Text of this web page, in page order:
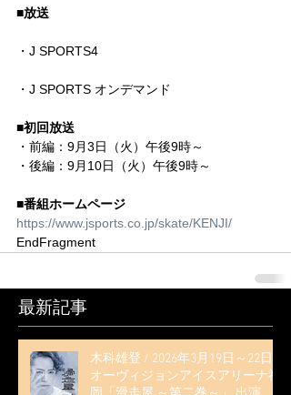
■放送
・J SPORTS4
・J SPORTS オンデマンド
■初回放送
・前編：9月3日（火）午後9時～
・後編：9月10日（火）午後9時～
■番組ホームページ
https://www.jsports.co.jp/skate/KENJI/
EndFragment
最新記事
木科雄登 / 2026年3月19日～22日
オーヴィジョンアイスアリーナ福